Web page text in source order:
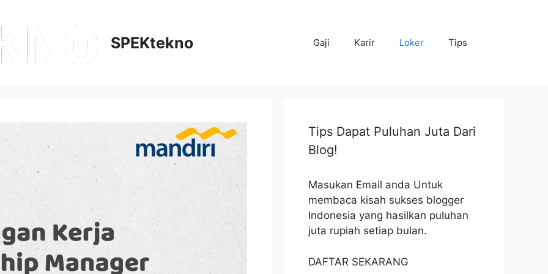
SPEKtekno Gaji Karir Loker Tips
Tips Dapat Puluhan Juta Dari
Blog!
Masukan Email anda Untuk
membaca kisah sukses blogger
Indonesia yang hasilkan puluhan
juta rupiah setiap bulan.
DAFTAR SEKARANG